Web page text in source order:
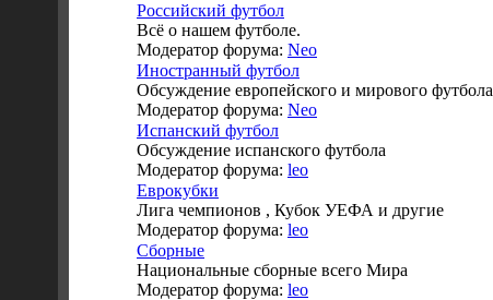
Российский футбол
Всё о нашем футболе.
Модератор форума: Neo
Иностранный футбол
Обсуждение европейского и мирового футбола
Модератор форума: Neo
Испанский футбол
Обсуждение испанского футбола
Модератор форума: leo
Еврокубки
Лига чемпионов , Кубок УЕФА и другие
Модератор форума: leo
Сборные
Национальные сборные всего Мира
Модератор форума: leo